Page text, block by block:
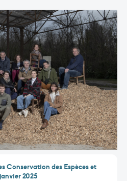
Conservation des Espèces et
2025